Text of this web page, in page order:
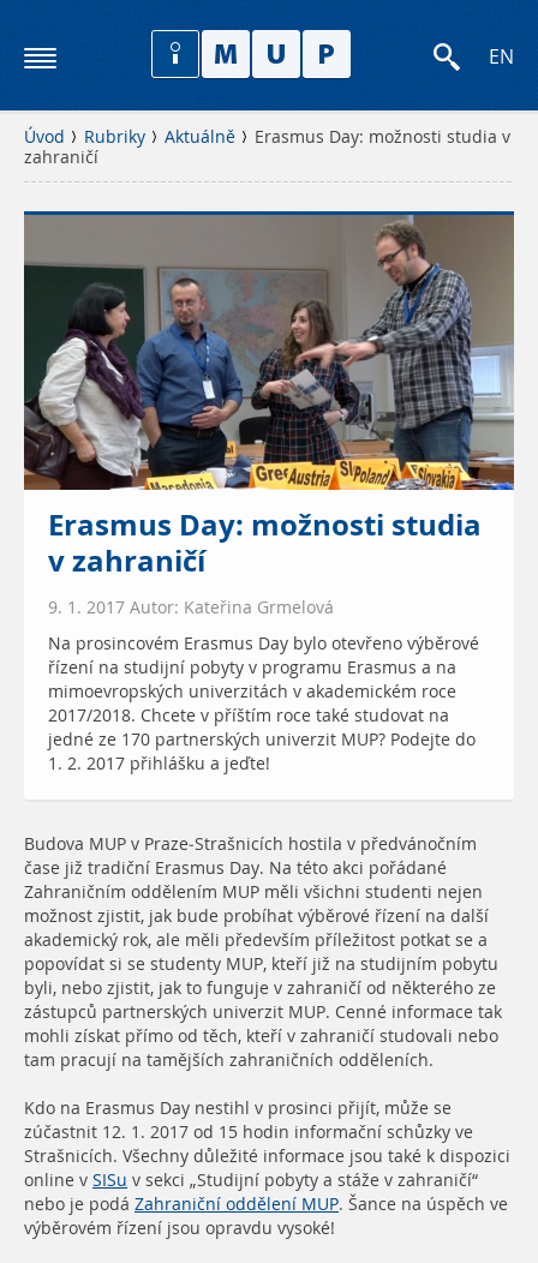
EN
Úvod Rubriky Aktuálně
Erasmus Day: možnosti studia v
zahraničí
Erasmus Day: možnosti studia
v zahraničí
9. 1. 2017 Autor: Kateřina Grmelová
Na prosincovém Erasmus Day bylo otevřeno výběrové
řízení na studijní pobyty v programu Erasmus a na
mimoevropských univerzitách v akademickém roce
2017/2018. Chcete v příštím roce také studovat na
jedné ze 170 partnerských univerzit MUP? Podejte do
1. 2. 2017 přihlášku a jeďte!
Budova MUP v Praze-Strašnicích hostila v předvánočním
čase již tradiční Erasmus Day. Na této akci pořádané
Zahraničním oddělením MUP měli všichni studenti nejen
možnost zjistit, jak bude probíhat výběrové řízení na další
akademický rok, ale měli především příležitost potkat se a
popovídat si se studenty MUP, kteří již na studijním pobytu
byli, nebo zjistit, jak to funguje v zahraničí od některého ze
zástupců partnerských univerzit MUP. Cenné informace tak
mohli získat přímo od těch, kteří v zahraničí studovali nebo
tam pracují na tamějších zahraničních odděleních.
Kdo na Erasmus Day nestihl v prosinci přijít, může se
zúčastnit 12. 1. 2017 od 15 hodin informační schůzky ve
Strašnicích. Všechny důležité informace jsou také k dispozici
online v SISu v sekci „Studijní pobyty a stáže v zahraničí“
nebo je podá Zahraniční oddělení MUP. Šance na úspěch ve
výběrovém řízení jsou opravdu vysoké!